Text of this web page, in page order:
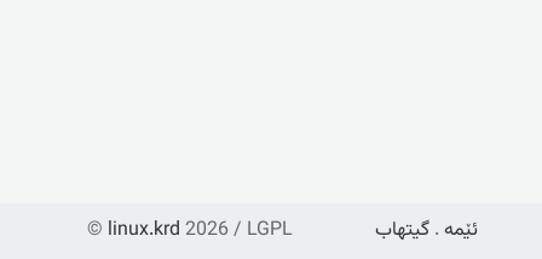
© linux.krd 2026 / LGPL ئێمە . گیتهاب